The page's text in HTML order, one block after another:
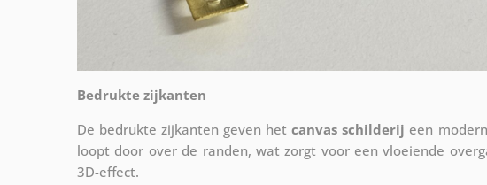
Bedrukte zijkanten
De bedrukte zijkanten geven hetcanvas schilderij een
loopt door over de randen, wat zorgt voor een vloeiende
3D-effect.